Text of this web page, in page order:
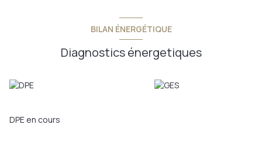
BILAN ÉNERGÉTIQUE
Diagnostics énergetiques
DPE en cours